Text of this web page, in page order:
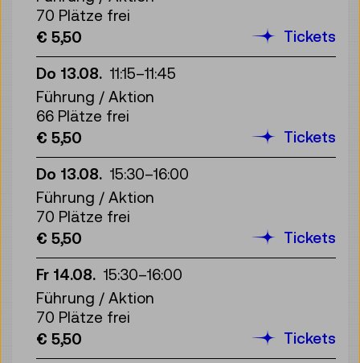
70 Plätze frei
€ 5,50
Tickets
Do 13.08. 11:15–11:45
Führung / Aktion
66 Plätze frei
€ 5,50
Tickets
Do 13.08. 15:30–16:00
Führung / Aktion
70 Plätze frei
€ 5,50
Tickets
Fr 14.08. 15:30–16:00
Führung / Aktion
70 Plätze frei
€ 5,50
Tickets